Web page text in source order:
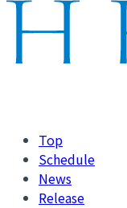
Top
Schedule
News
Release